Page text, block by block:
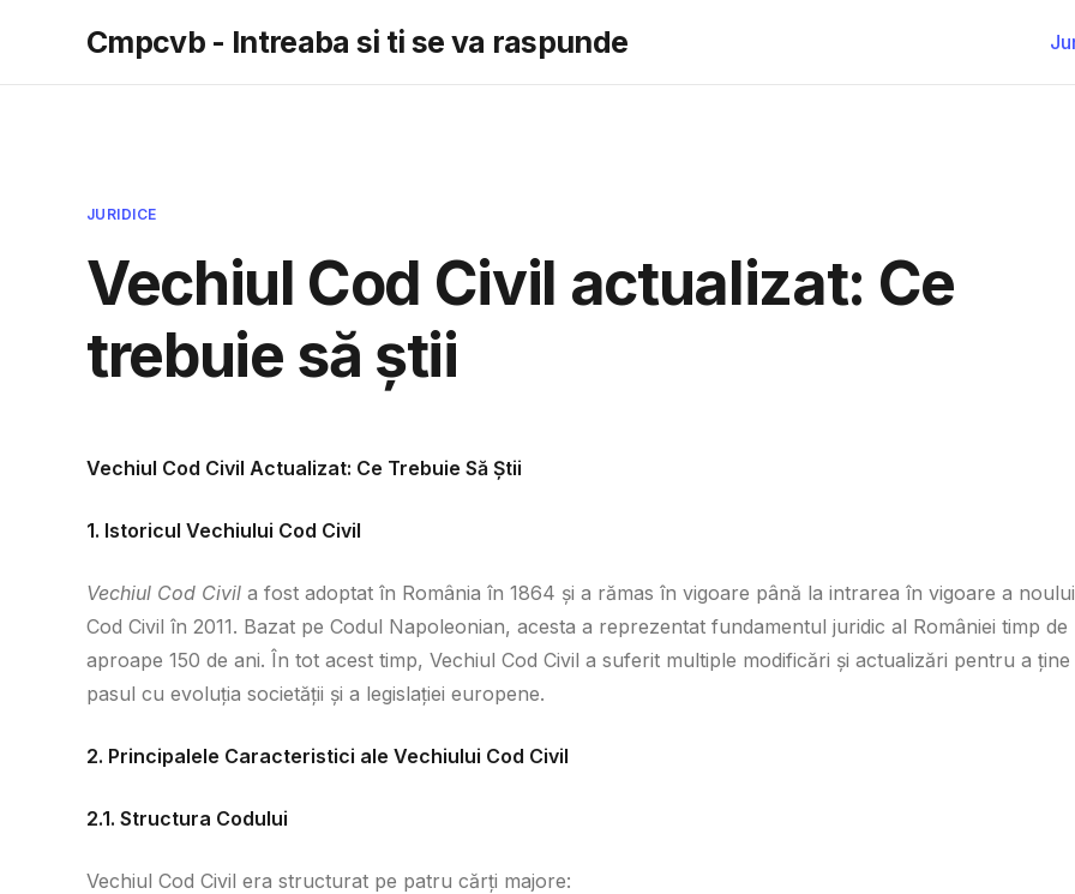
Cmpcvb - Intreaba si ti se va raspunde
JURIDICE
Vechiul Cod Civil actualizat: Ce
trebuie să știi
Vechiul Cod Civil Actualizat: Ce Trebuie Să Știi
1. Istoricul Vechiului Cod Civil
Vechiul Cod Civil a fost adoptat în România în 1864 și a rămas în vigoare până la intrarea în vigoare a noului
Cod Civil în 2011. Bazat pe Codul Napoleonian, acesta a reprezentat fundamentul juridic al României timp de
aproape 150 de ani. În tot acest timp, Vechiul Cod Civil a suferit multiple modificări și actualizări pentru a ține
pasul cu evoluția societății și a legislației europene.
2. Principalele Caracteristici ale Vechiului Cod Civil
2.1. Structura Codului
Vechiul Cod Civil era structurat pe patru cărți majore: